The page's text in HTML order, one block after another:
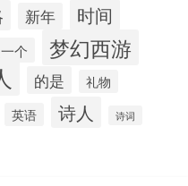
新年 时间
个 梦幻西游
的是 礼物
英语 诗人 诗词